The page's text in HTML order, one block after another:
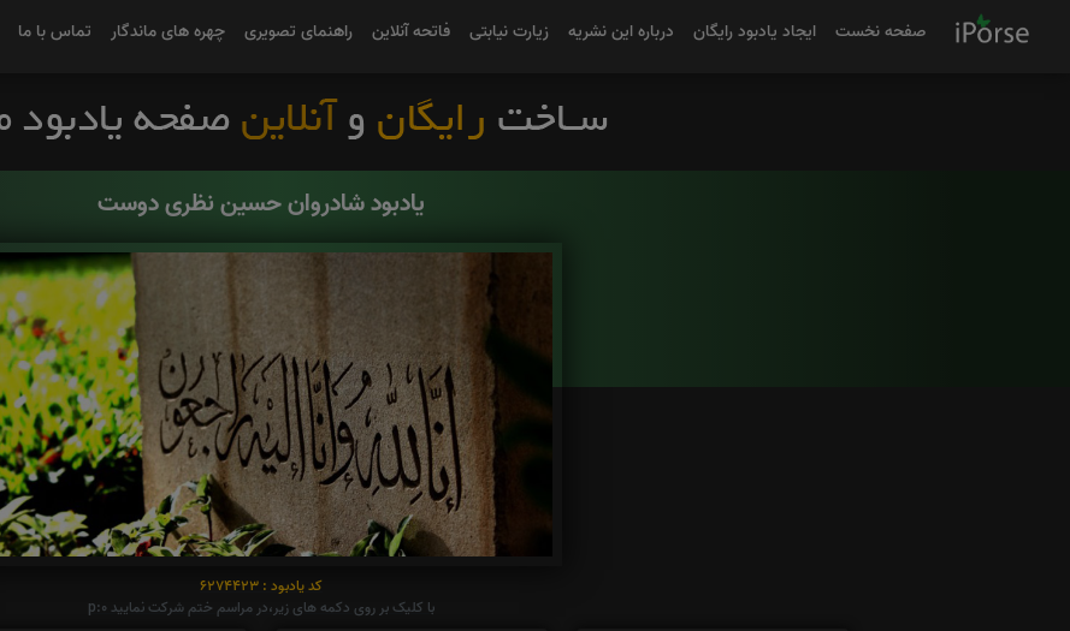
صفحه نخست ایجاد یادبود رایگان درباره این نشریه زیارت نیابتی فاتحه آنلاین راهنمای تصویری چهره های ماندگار تماس با ما
یادبود شادروان حسین نظری دوست
کد یادبود : 6274423
با کلیک بر روی دکمه های زیر،در مراسم ختم شرکت نمایید p:0